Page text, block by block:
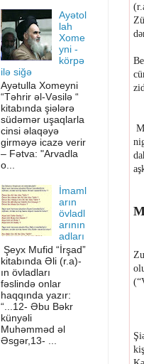
Ayətol
lah
Xome
yni -
körpə
ilə siğə
Ayətulla Xomeyni
“Təhrir əl-Vəsilə “
kitabında şiələrə
südəmər uşaqlarla
cinsi əlaqəyə
girməyə icazə verir
– Fətva: "Arvadla
o...
İmaml
arın
övladl
arının
adları
Şeyx Mufid “İrşad”
kitabında Əli (r.a)-
ın övladları
fəslində onlar
haqqında yazır:
“...12- Əbu Bəkr
künyəli
Muhəmməd əl
Əsgər,13- ...